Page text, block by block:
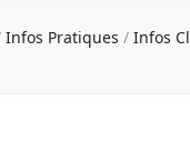
Infos Pratiques / Infos